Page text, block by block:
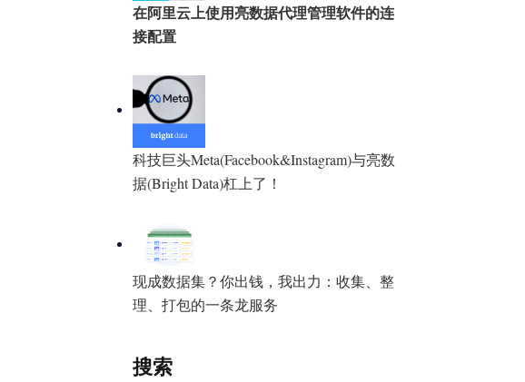
在阿里云上使用亮数据代理管理软件的连
接配置
科技巨头Meta(Facebook&Instagram)与亮数
据(Bright Data)杠上了！
现成数据集？你出钱，我出力：收集、整
理、打包的一条龙服务
搜索